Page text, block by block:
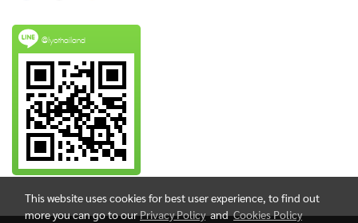
@lyothailand
This website uses cookies for best user experience, to find out
more you can go to ourPrivacy PolicyandCookies Policy